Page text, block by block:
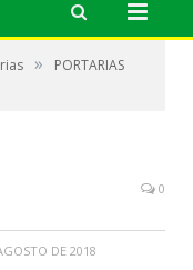
»
PORTARIAS
0
DE 2018